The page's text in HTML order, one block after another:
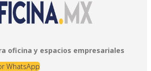
oficina y espacios empresariales
WhatsApp